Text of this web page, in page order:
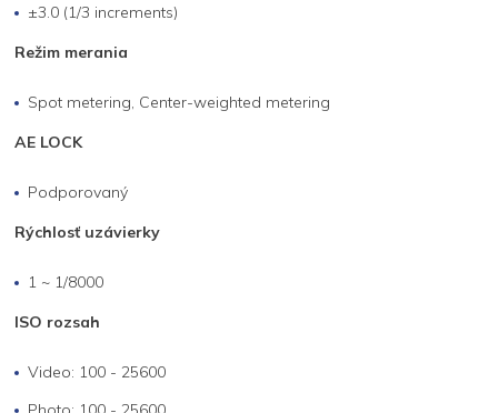
±3.0 (1/3 increments)
Režim merania
Spot metering, Center-weighted metering
AE LOCK
Podporovaný
Rýchlosť uzávierky
1 ~ 1/8000
ISO rozsah
Video: 100 - 25600